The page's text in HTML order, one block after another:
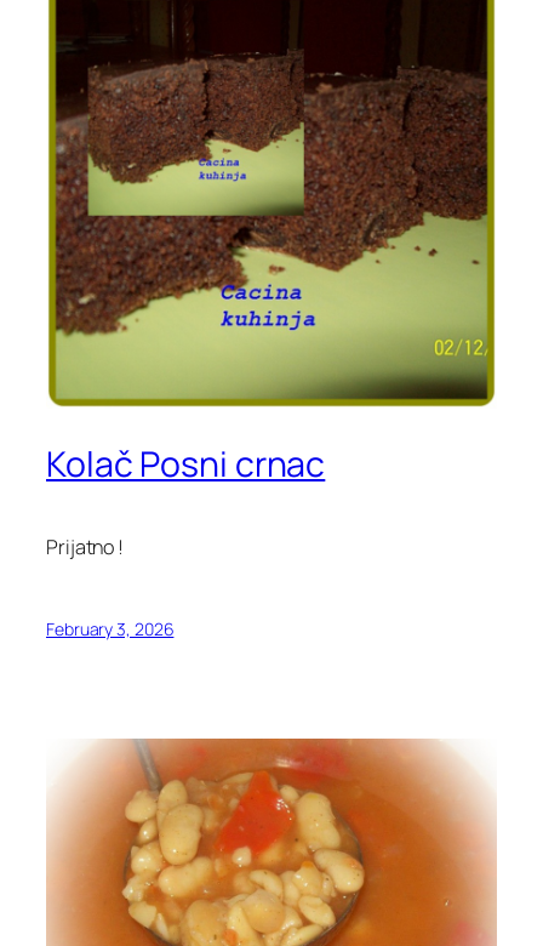
Kolač Posni crnac
Prijatno !
February 3, 2026